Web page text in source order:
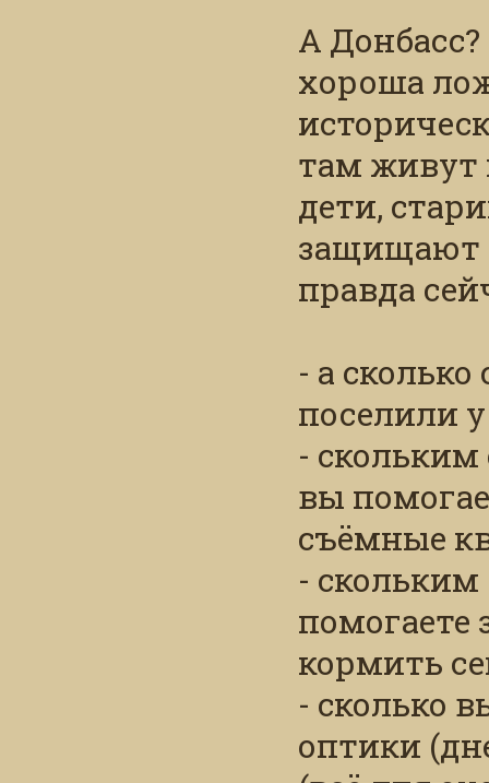
А
хороша
там
дети,
защищают
правда
- а
поселили
-
вы
съёмные
-
помогаете
кормить
- сколько
оптики